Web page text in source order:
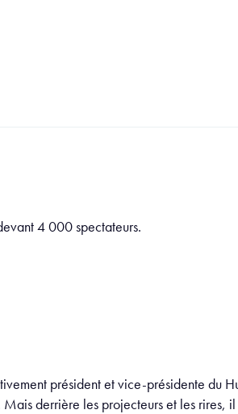
4 000 spectateurs.
président et vice-présidente du
Mais derrière les projecteurs et les rires,